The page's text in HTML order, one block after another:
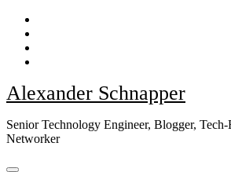
Zum
Inhalt
springen
Alexander Schnapper
Senior Technology Engineer, Blogger, Tech-
Networker